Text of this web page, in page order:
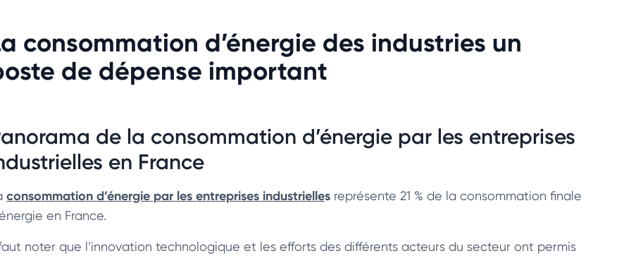
consommation d’énergie des industries un
de dépense important
de la consommation d’énergie par les entreprises
en France
consommation d’énergie par les entreprises industrielles représente 21 % de la consommation finale
en France.
noter que l’innovation technologique et les efforts des différents acteurs du secteur ont permis